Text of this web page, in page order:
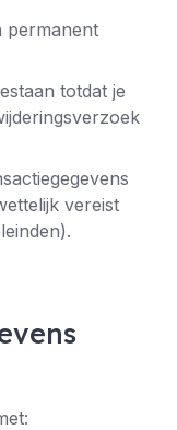
permanent
totdat je
vereist